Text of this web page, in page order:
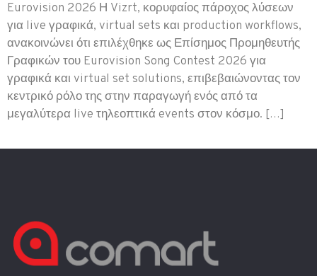
Eurovision 2026 Η Vizrt, κορυφαίος πάροχος λύσεων
για live γραφικά, virtual sets και production workflows,
ανακοινώνει ότι επιλέχθηκε ως Επίσημος Προμηθευτής
Γραφικών του Eurovision Song Contest 2026 για
γραφικά και virtual set solutions, επιβεβαιώνοντας τον
κεντρικό ρόλο της στην παραγωγή ενός από τα
μεγαλύτερα live τηλεοπτικά events στον κόσμο. […]